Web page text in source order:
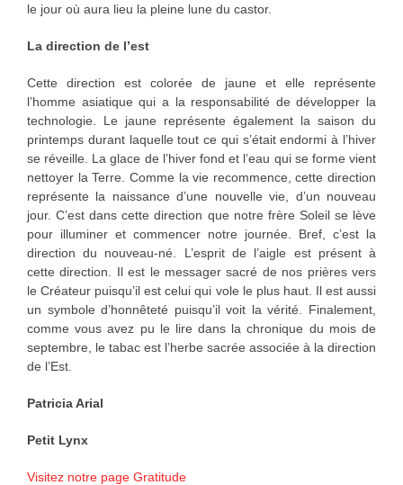
le jour où aura lieu la pleine lune du castor.
La direction de l’est
Cette direction est colorée de jaune et elle représente
l’homme asiatique qui a la responsabilité de développer la
technologie. Le jaune représente également la saison du
printemps durant laquelle tout ce qui s’était endormi à l’hiver
se réveille. La glace de l’hiver fond et l’eau qui se forme vient
nettoyer la Terre. Comme la vie recommence, cette direction
représente la naissance d’une nouvelle vie, d’un nouveau
jour. C’est dans cette direction que notre frère Soleil se lève
pour illuminer et commencer notre journée. Bref, c’est la
direction du nouveau-né. L’esprit de l’aigle est présent à
cette direction. Il est le messager sacré de nos prières vers
le Créateur puisqu’il est celui qui vole le plus haut. Il est aussi
un symbole d’honnêteté puisqu’il voit la vérité. Finalement,
comme vous avez pu le lire dans la chronique du mois de
septembre, le tabac est l’herbe sacrée associée à la direction
de l’Est.
Patricia Arial
Petit Lynx
Visitez notre page Gratitude